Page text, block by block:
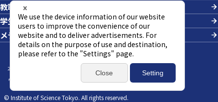
教職員への業務依頼
学生の採用
メディアの方
本サイトについて
個人情報の取り扱い
ウェブアクセシビリティ方針
© Institute of Science Tokyo. All rights reserved.